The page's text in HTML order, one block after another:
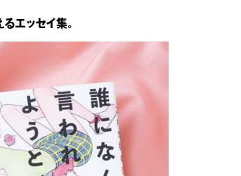
エッセイ集。